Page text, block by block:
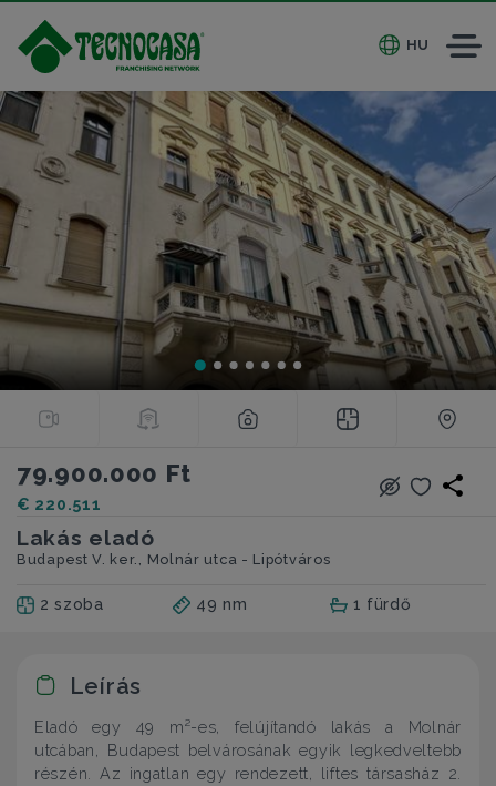
HU
79.900.000 Ft
€ 220.511
Lakás eladó
Budapest V. ker., Molnár utca - Lipótváros
2 szoba 49 nm 1 fürdő
Leírás
Eladó egy 49 m²-es, felújítandó lakás a Molnár
utcában, Budapest belvárosának egyik legkedveltebb
részén. Az ingatlan egy rendezett, liftes társasház 2.